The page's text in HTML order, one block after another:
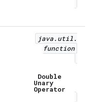
java.util.
function
Double
Unary
Operator